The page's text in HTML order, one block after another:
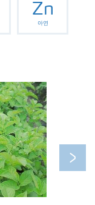
Zn
아연
Next